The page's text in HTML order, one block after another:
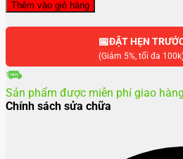
Apple
Watch
số
Thêm vào giỏ hàng
📅ĐẶT HẸN
(Giảm 5%, tối đa
Sản phẩm được miễn phí giao hàng
Chính sách sửa chữa